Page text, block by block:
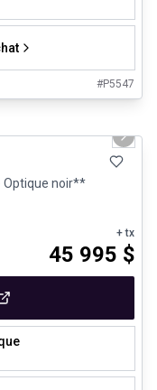
#P5547
Next
Optique noir**
+ tx
45 995 $